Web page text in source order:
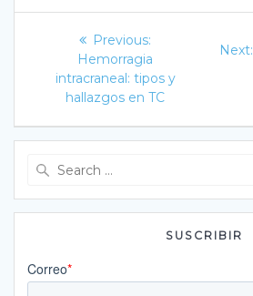
Navegación
entradas
Previous:
post:
Hemorragia
intracraneal: tipos y
hallazgos en TC
Next:
SUSCRIBIR